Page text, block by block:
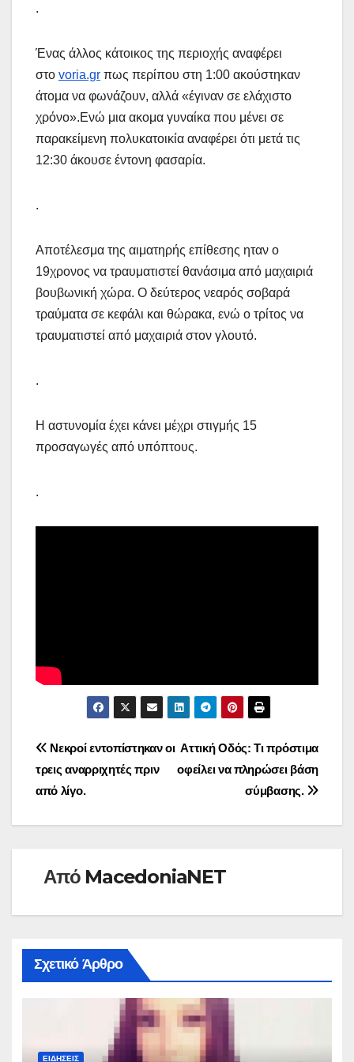
.
Ένας άλλος κάτοικος της περιοχής αναφέρει
στο voria.gr πως περίπου στη 1:00 ακούστηκαν
άτομα να φωνάζουν, αλλά «έγιναν σε ελάχιστο
χρόνο».Ενώ μια ακομα γυναίκα που μένει σε
παρακείμενη πολυκατοικία αναφέρει ότι μετά τις
12:30 άκουσε έντονη φασαρία.
.
Αποτέλεσμα της αιματηρής επίθεσης ηταν ο
19χρονος να τραυματιστεί θανάσιμα από μαχαιριά
βουβωνική χώρα. Ο δεύτερος νεαρός σοβαρά
τραύματα σε κεφάλι και θώρακα, ενώ ο τρίτος να
τραυματιστεί από μαχαιριά στον γλουτό.
.
Η αστυνομία έχει κάνει μέχρι στιγμής 15
προσαγωγές από υπόπτους.
.
Πλοήγηση
άρθρων
Αττική Οδός: Τι πρόστιμα
οφείλει να πληρώσει βάση
σύμβασης.
Νεκροί εντοπίστηκαν οι
τρεις αναρριχητές πριν
από λίγο.
Από MacedoniaNET
Σχετικό Άρθρο
ΕΙΔΉΣΕΙΣ